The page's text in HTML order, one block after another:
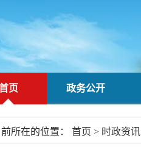
页 政务公开
所在的位置： 首页 > 时政资讯